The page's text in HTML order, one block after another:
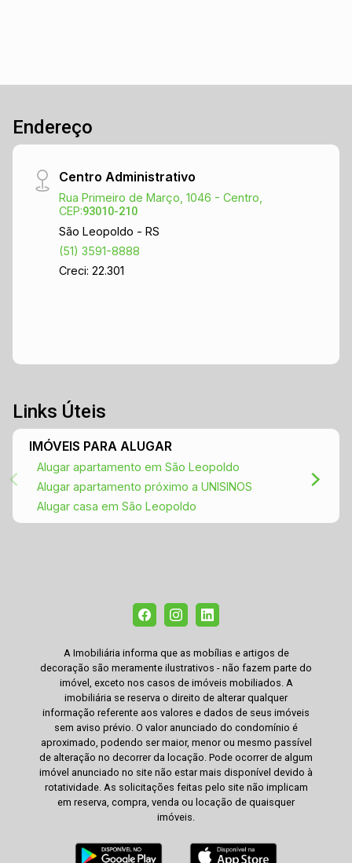
facilitando o deslocamento tanto para o centro
sua visita e venha conhecer o seu novo lar!
Endereço
Centro Administrativo
Rua Primeiro de Março, 1046 - Centro,
CEP:93010-210
São Leopoldo - RS
(51) 3591-8888
Creci: 22.301
Links Úteis
IMÓVEIS PARA ALUGAR
Alugar apartamento em São Leopoldo
Alugar apartamento próximo a UNISINOS
Alugar casa em São Leopoldo
A Imobiliária informa que as mobílias e artigos de
decoração são meramente ilustrativos - não fazem parte do
imóvel, exceto nos casos de imóveis mobiliados. A
imobiliária se reserva o direito de alterar qualquer
informação referente aos valores e dados de seus imóveis
sem aviso prévio. O valor anunciado do condomínio é
aproximado, podendo ser maior, menor ou mesmo passível
de alteração no decorrer da locação. Pode ocorrer de algum
imóvel anunciado no site não estar mais disponível devido à
rotatividade. As solicitações feitas pelo site não implicam
em reserva, compra, venda ou locação de quaisquer
imóveis.